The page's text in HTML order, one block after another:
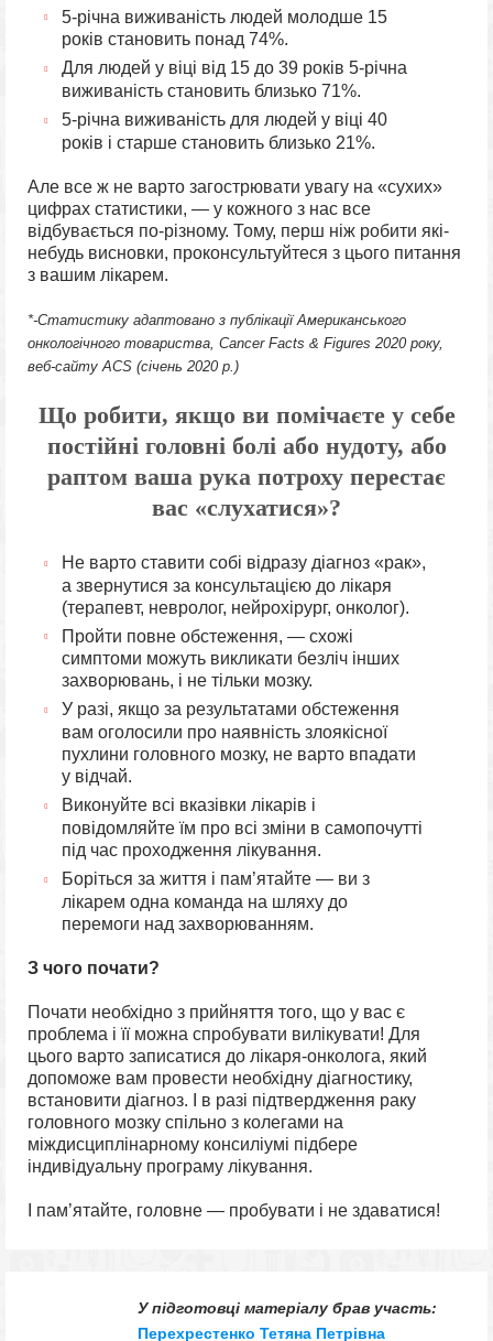
5-річна виживаність людей молодше 15
років становить понад 74%.
Для людей у ​​віці від 15 до 39 років 5-річна
виживаність становить близько 71%.
5-річна виживаність для людей у ​​віці 40
років і старше становить близько 21%.
Але все ж не варто загострювати увагу на «сухих»
цифрах статистики, — у кожного з нас все
відбувається по-різному. Тому, перш ніж робити які-
небудь висновки, проконсультуйтеся з цього питання
з вашим лікарем.
*-Статистику адаптовано з публікації Американського
онкологічного товариства, Cancer Facts & Figures 2020 року,
веб-сайту ACS (січень 2020 р.)
Що робити, якщо ви помічаєте у себе
постійні головні болі або нудоту, або
раптом ваша рука потроху перестає
вас «слухатися»?
Не варто ставити собі відразу діагноз «рак»,
а звернутися за консультацією до лікаря
(терапевт, невролог, нейрохірург, онколог).
Пройти повне обстеження, — схожі
симптоми можуть викликати безліч інших
захворювань, і не тільки мозку.
У разі, якщо за результатами обстеження
вам оголосили про наявність злоякісної
пухлини головного мозку, не варто впадати
у відчай.
Виконуйте всі вказівки лікарів і
повідомляйте їм про всі зміни в самопочутті
під час проходження лікування.
Боріться за життя і пам’ятайте — ви з
лікарем одна команда на шляху до
перемоги над захворюванням.
З чого почати?
Почати необхідно з прийняття того, що у вас є
проблема і її можна спробувати вилікувати! Для
цього варто записатися до лікаря-онколога, який
допоможе вам провести необхідну діагностику,
встановити діагноз. І в разі підтвердження раку
головного мозку спільно з колегами на
міждисциплінарному консиліумі підбере
індивідуальну програму лікування.
І пам’ятайте, головне — пробувати і не здаватися!
У підготовці матеріалу брав участь:
Перехрестенко Тетяна Петрівна